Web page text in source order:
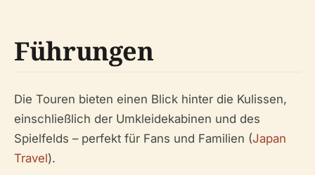
Führungen
Die Touren bieten einen Blick hinter die Kulissen,
einschließlich der Umkleidekabinen und des
Spielfelds – perfekt für Fans und Familien (Japan
Travel).